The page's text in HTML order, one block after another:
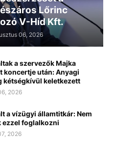
Lőrinc
V-Híd Kft.
06, 2026
a szervezők Majka
koncertje után: Anyagi
kétségkívül keletkezett
2026
a vízügyi államtitkár: Nem
ezzel foglalkozni
2026